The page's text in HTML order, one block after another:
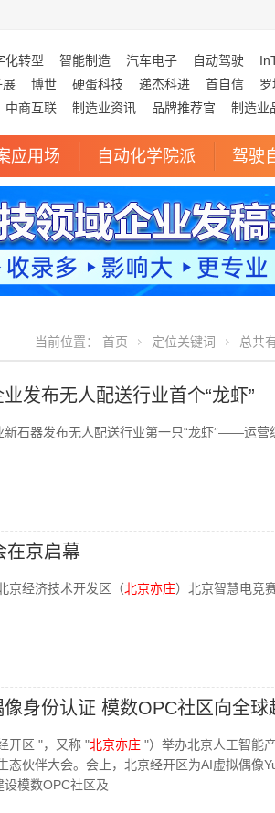
化转型 智能制造 汽车电子 自动驾驶
展 博世 硬蛋科技 递杰科进 首自信
中商互联 制造业资讯 品牌推荐官 制造业
应用场 自动化学院派 驾驶
当前位置： 首页 定位关键词 总共
业发布无人配送行业首个“龙虾”
新石器发布无人配送行业第一只“龙虾”——运营
在京启幕
京经济技术开发区（北京亦庄）北京智慧电竞
身份认证 模数OPC社区向全球
开区 "，又称 "北京亦庄 "）举办北京人工智能
伙伴大会。会上，北京经开区为AI虚拟偶像
模数OPC社区及